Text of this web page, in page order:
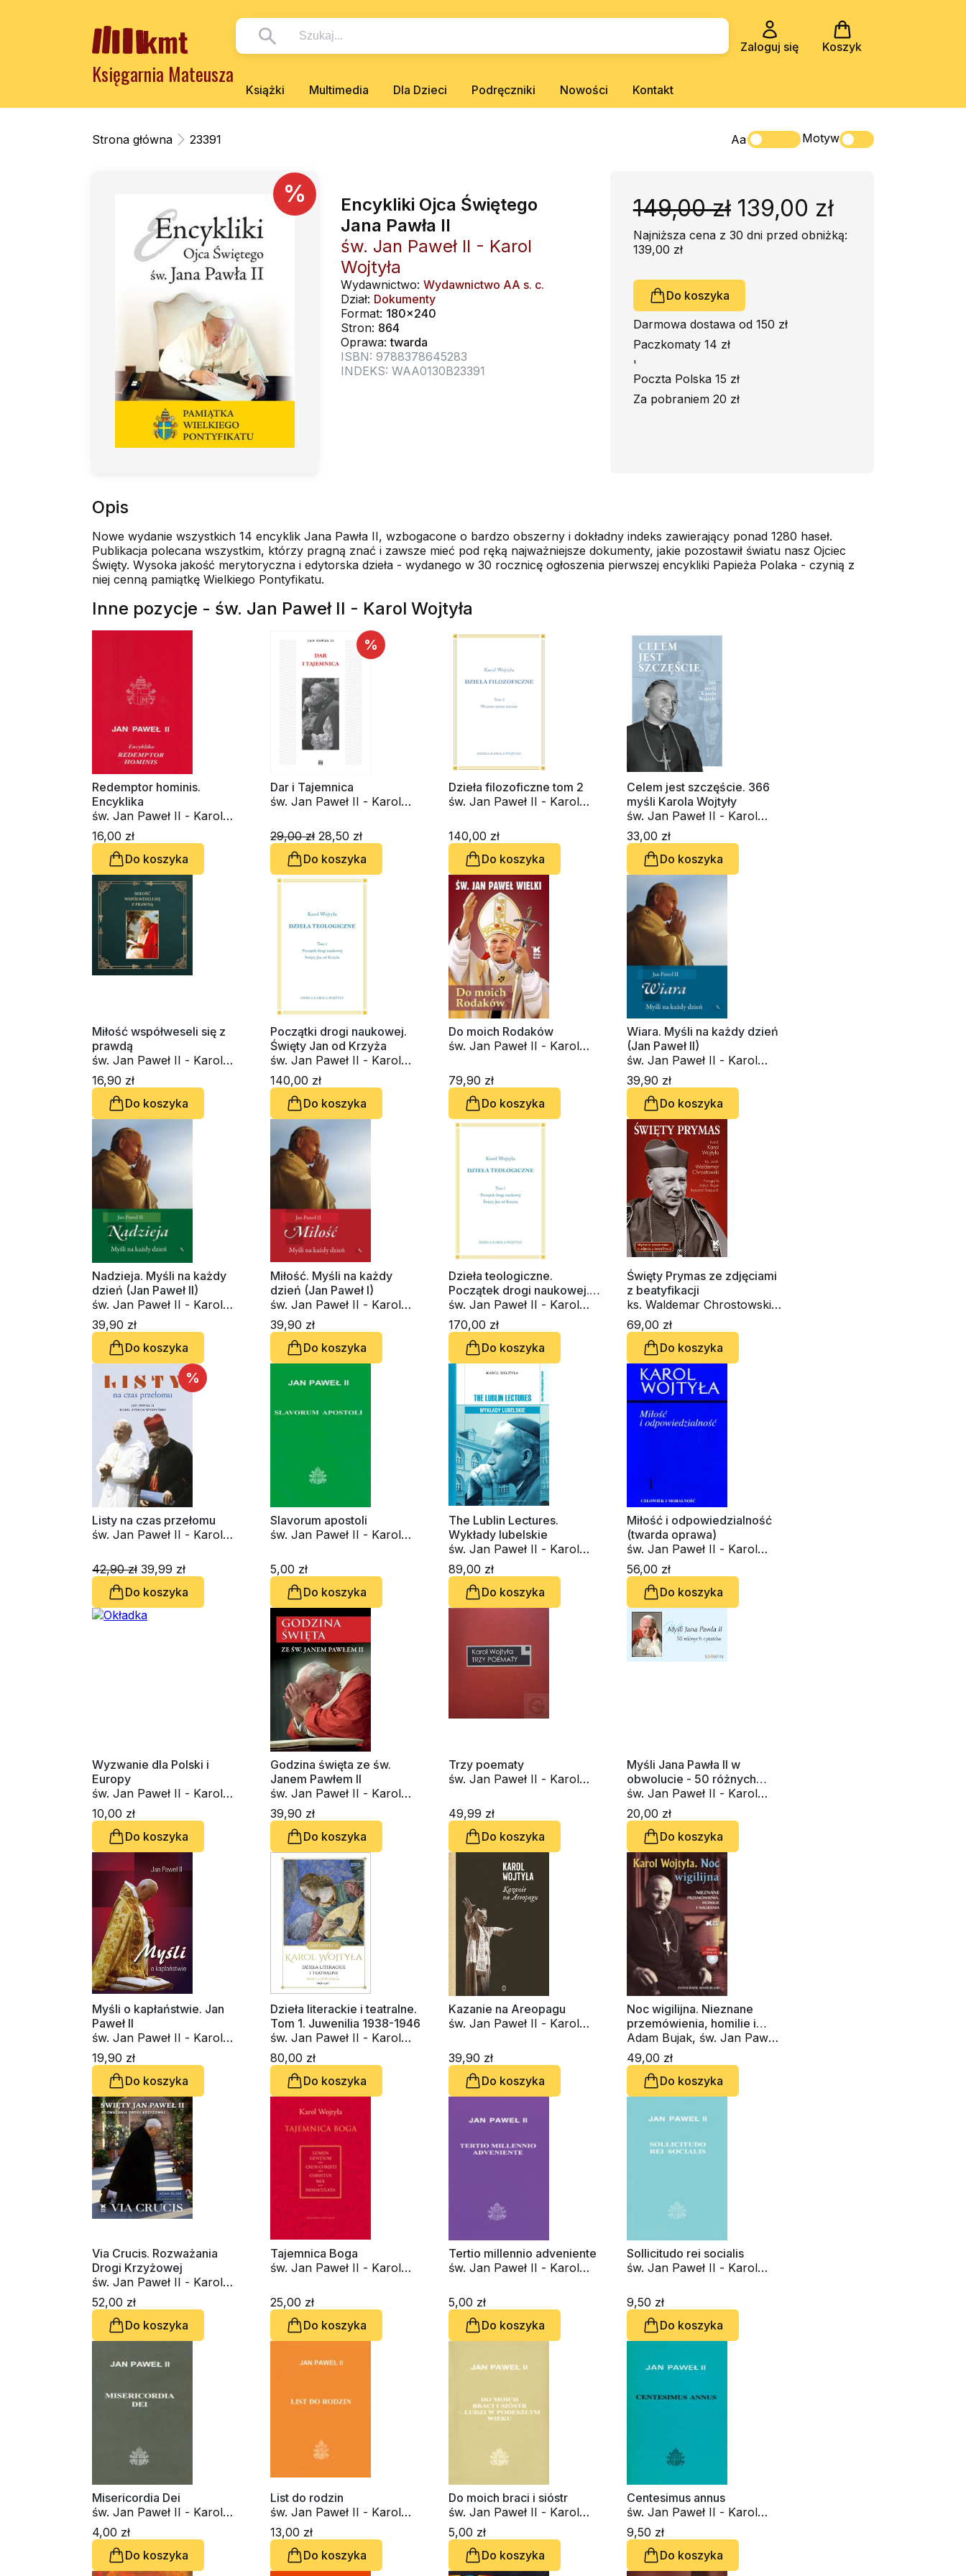
Zaloguj się Koszyk
Księgarnia Mateusza
Książki Multimedia Dla Dzieci Podręczniki Nowości Kontakt
Strona główna 23391 Aa Motyw
%
Encykliki Ojca Świętego
Jana Pawła II
św. Jan Paweł II - Karol
Wojtyła
Wydawnictwo: Wydawnictwo AA s. c.
Dział: Dokumenty
Format: 180x240
Stron: 864
Oprawa:twarda
ISBN: 9788378645283
INDEKS: WAA0130B23391
149,00 zł139,00 zł
Najniższa cena z 30 dni przed obniżką:
139,00 zł
Do koszyka
Darmowa dostawa od 150 zł
Paczkomaty 14 zł
'
Poczta Polska 15 zł
Za pobraniem 20 zł
Opis
Nowe wydanie wszystkich 14 encyklik Jana Pawła II, wzbogacone o bardzo obszerny i dokładny indeks zawierający ponad 1280 haseł.
Publikacja polecana wszystkim, którzy pragną znać i zawsze mieć pod ręką najważniejsze dokumenty, jakie pozostawił światu nasz Ojciec
Święty. Wysoka jakość merytoryczna i edytorska dzieła - wydanego w 30 rocznicę ogłoszenia pierwszej encykliki Papieża Polaka - czynią z
niej cenną pamiątkę Wielkiego Pontyfikatu.
Inne pozycje - św. Jan Paweł II - Karol Wojtyła
Redemptor hominis.
Encyklika
św. Jan Paweł II - Karol
Wojtyła
16,00 zł
Do koszyka
%
Dar i Tajemnica
św. Jan Paweł II - Karol
29,00 zł 28,50 zł
Do koszyka
Dzieła filozoficzne tom 2
św. Jan Paweł II - Karol
140,00 zł
Do koszyka
Celem jest szczęście. 366
myśli Karola Wojtyły
św. Jan Paweł II - Karol
Wojtyła
33,00 zł
Do koszyka
Miłość współweseli się z
prawdą
św. Jan Paweł II - Karol
Wojtyła
16,90 zł
Do koszyka
Początki drogi naukowej.
Święty Jan od Krzyża
św. Jan Paweł II - Karol
Wojtyła
140,00 zł
Do koszyka
Do moich Rodaków
św. Jan Paweł II - Karol
79,90 zł
Do koszyka
Wiara. Myśli na każdy dzień
(Jan Paweł II)
św. Jan Paweł II - Karol
Wojtyła
39,90 zł
Do koszyka
Nadzieja. Myśli na każdy
dzień (Jan Paweł II)
św. Jan Paweł II - Karol
Wojtyła
39,90 zł
Do koszyka
Miłość. Myśli na każdy
dzień (Jan Paweł I)
św. Jan Paweł II - Karol
Wojtyła
39,90 zł
Do koszyka
Dzieła teologiczne.
Początek drogi naukowej.
Święty Jan od Krzyża
św. Jan Paweł II - Karol
Wojtyła
170,00 zł
Do koszyka
Święty Prymas ze zdjęciami
z beatyfikacji
ks. Waldemar Chrostowski,
św. Jan Paweł II - Karol
Wojtyła, Adam Bujak
69,00 zł
Do koszyka
%
Listy na czas przełomu
św. Jan Paweł II - Karol
Wyszyński
42,90 zł 39,99 zł
Do koszyka
Slavorum apostoli
św. Jan Paweł II - Karol
5,00 zł
Do koszyka
The Lublin Lectures.
Wykłady lubelskie
św. Jan Paweł II - Karol
Wojtyła
89,00 zł
Do koszyka
Miłość i odpowiedzialność
(twarda oprawa)
św. Jan Paweł II - Karol
Wojtyła
56,00 zł
Do koszyka
Wyzwanie dla Polski i
Europy
św. Jan Paweł II - Karol
Wojtyła
10,00 zł
Do koszyka
Godzina święta ze św.
Janem Pawłem II
św. Jan Paweł II - Karol
Wojtyła
39,90 zł
Do koszyka
Trzy poematy
św. Jan Paweł II - Karol
49,99 zł
Do koszyka
Myśli Jana Pawła II w
obwolucie - 50 różnych
cytatów - wydanie błękitne
św. Jan Paweł II - Karol
Wojtyła
20,00 zł
Do koszyka
Myśli o kapłaństwie. Jan
Paweł II
św. Jan Paweł II - Karol
Wojtyła
19,90 zł
Do koszyka
Dzieła literackie i teatralne.
Tom 1. Juwenilia 1938-1946
św. Jan Paweł II - Karol
Wojtyła
80,00 zł
Do koszyka
Kazanie na Areopagu
św. Jan Paweł II - Karol
39,90 zł
Do koszyka
Noc wigilijna. Nieznane
przemówienia, homilie i
nagrania
Adam Bujak, św. Jan Paweł
II - Karol Wojtyła
49,00 zł
Do koszyka
Via Crucis. Rozważania
Drogi Krzyżowej
św. Jan Paweł II - Karol
Wojtyła
52,00 zł
Do koszyka
Tajemnica Boga
św. Jan Paweł II - Karol
25,00 zł
Do koszyka
Tertio millennio adveniente
św. Jan Paweł II - Karol
5,00 zł
Do koszyka
Sollicitudo rei socialis
św. Jan Paweł II - Karol
9,50 zł
Do koszyka
Misericordia Dei
św. Jan Paweł II - Karol
Wojtyła
4,00 zł
Do koszyka
List do rodzin
św. Jan Paweł II - Karol
Wojtyła
13,00 zł
Do koszyka
Do moich braci i sióstr
św. Jan Paweł II - Karol
Wojtyła
5,00 zł
Do koszyka
Centesimus annus
św. Jan Paweł II - Karol
Wojtyła
9,50 zł
Do koszyka